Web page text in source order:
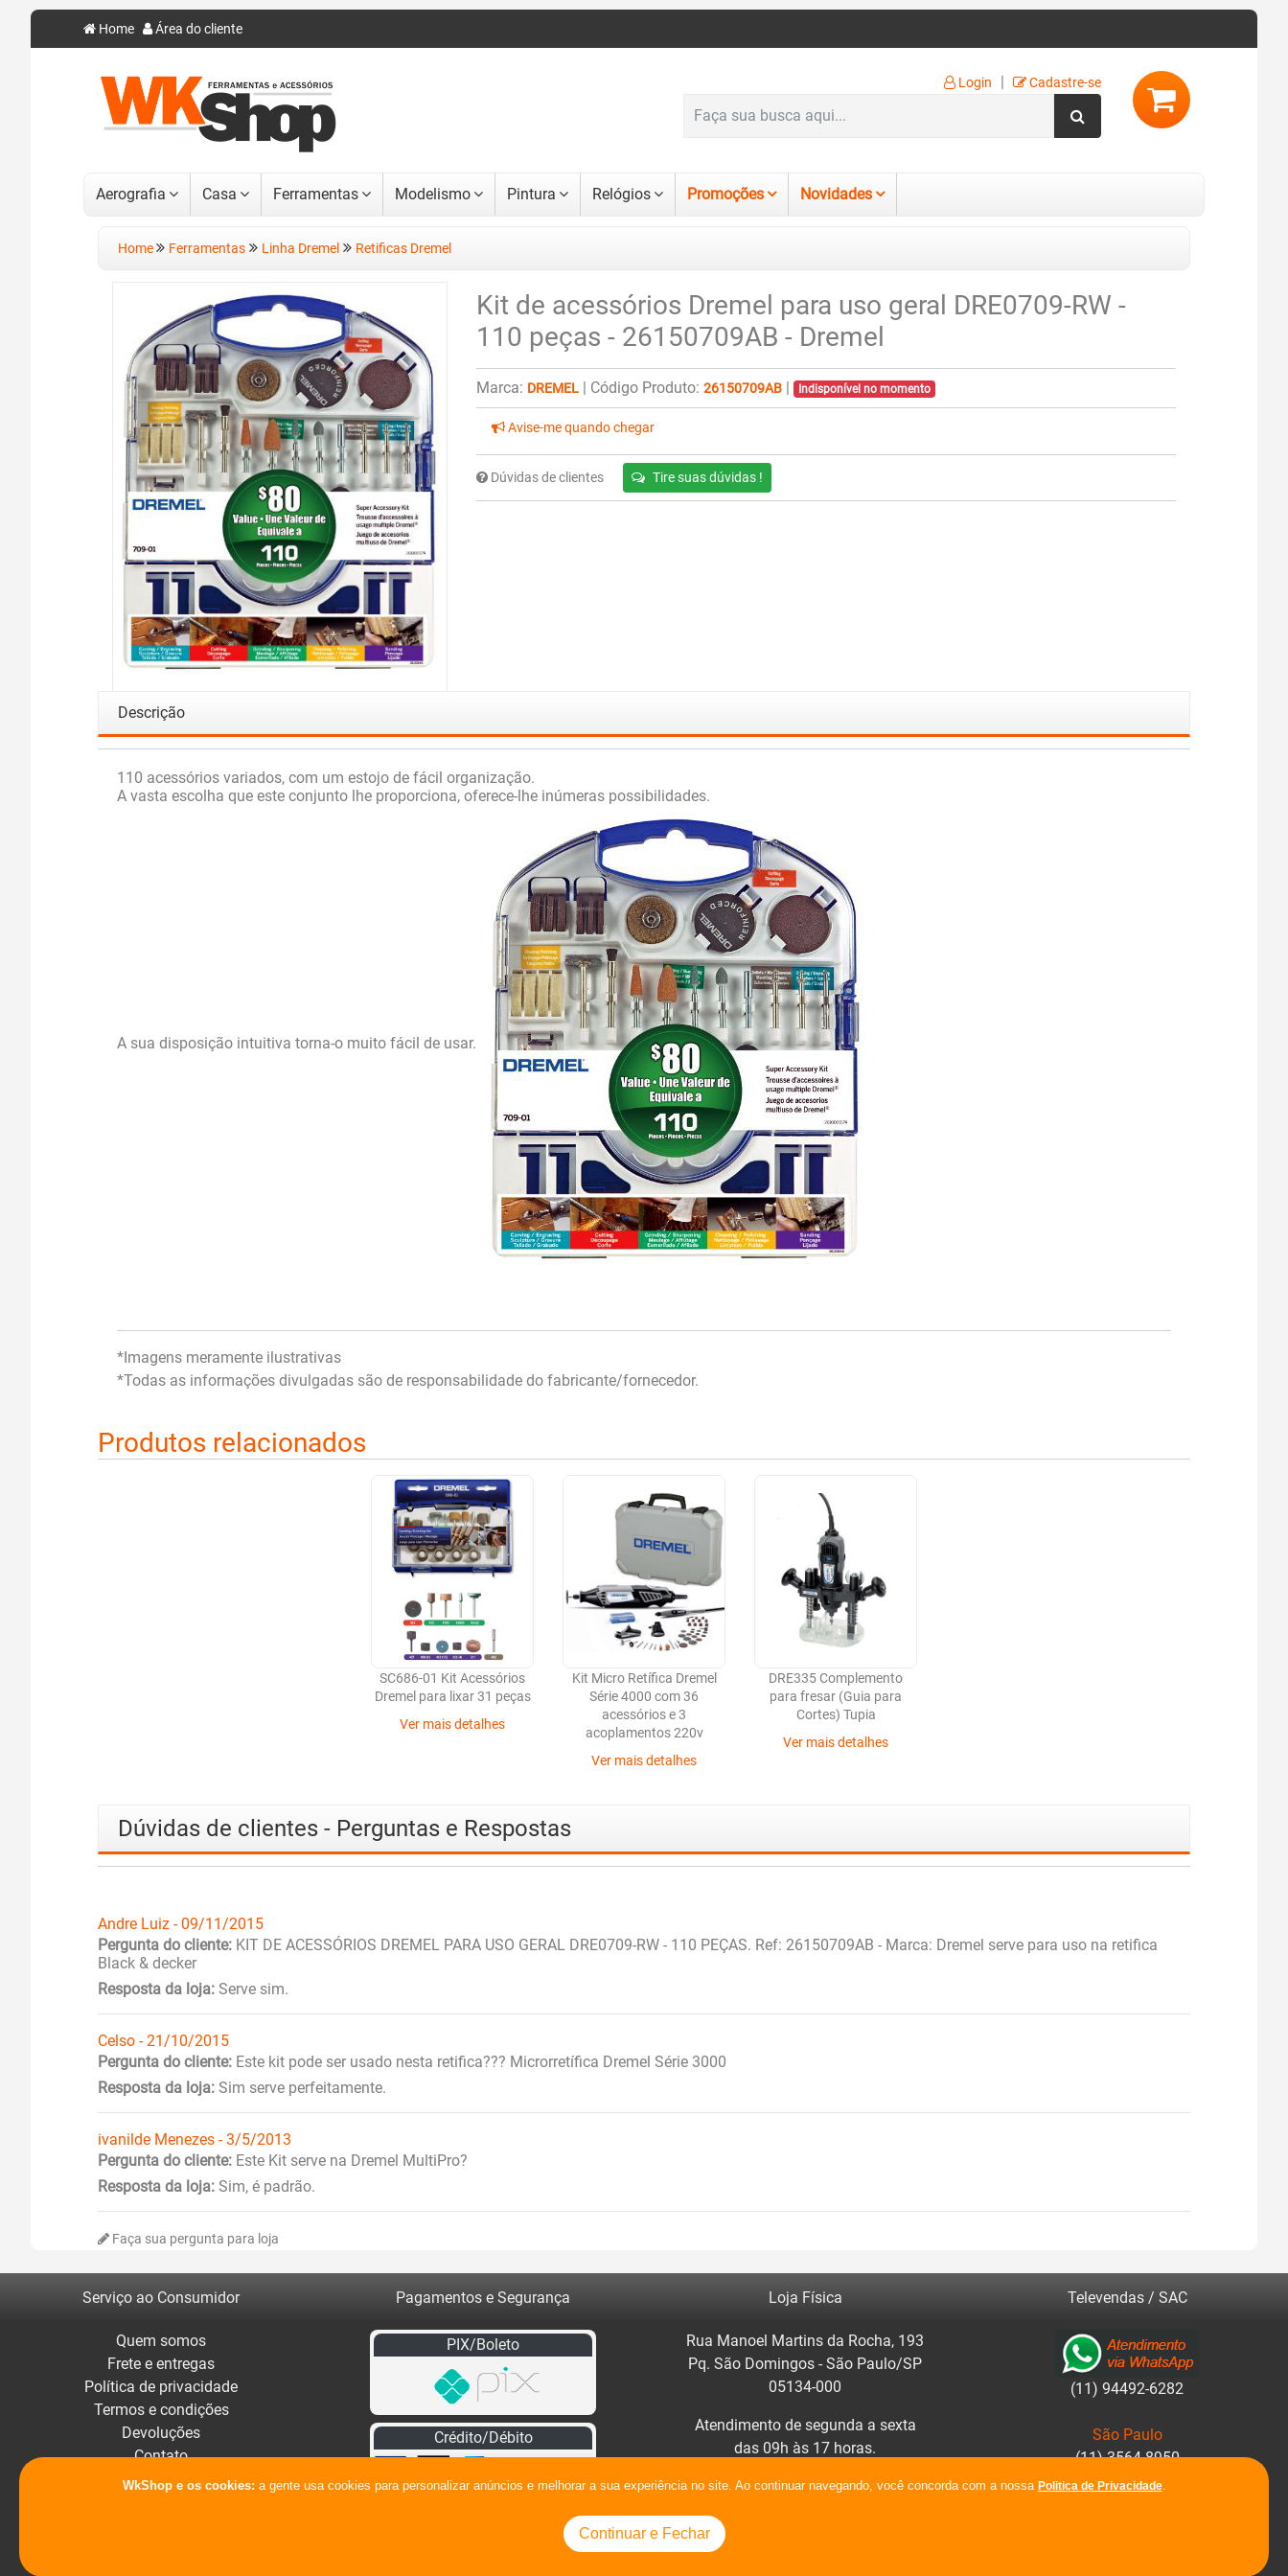
Home Área do cliente
Login | Cadastre-se
Aerografia Casa Ferramentas Modelismo Pintura Relógios Promoções Novidades
Home Ferramentas Linha Dremel Retificas Dremel
Kit de acessórios Dremel para uso geral DRE0709-RW -
110 peças - 26150709AB - Dremel
Marca: DREMEL Código Produto: 26150709AB Indisponível no momento
Avise-me quando chegar
Dúvidas de clientes Tire suas dúvidas !
Descrição
110 acessórios variados, com um estojo de fácil organização.
A vasta escolha que este conjunto lhe proporciona, oferece-lhe inúmeras possibilidades.
A sua disposição intuitiva torna-o muito fácil de usar.
*Imagens meramente ilustrativas
*Todas as informações divulgadas são de responsabilidade do fabricante/fornecedor.
Produtos relacionados
SC686-01 Kit Acessórios
Dremel para lixar 31 peças
Ver mais detalhes
Kit Micro Retífica Dremel
Série 4000 com 36
acessórios e 3
acoplamentos 220v
Ver mais detalhes
DRE335 Complemento
para fresar (Guia para
Cortes) Tupia
Ver mais detalhes
Dúvidas de clientes - Perguntas e Respostas
Andre Luiz - 09/11/2015
Pergunta do cliente: KIT DE ACESSÓRIOS DREMEL PARA USO GERAL DRE0709-RW - 110 PEÇAS. Ref: 26150709AB - Marca: Dremel serve para uso na retifica
Black & decker
Resposta da loja: Serve sim.
Celso - 21/10/2015
Pergunta do cliente: Este kit pode ser usado nesta retifica??? Microrretífica Dremel Série 3000
Resposta da loja: Sim serve perfeitamente.
ivanilde Menezes - 3/5/2013
Pergunta do cliente: Este Kit serve na Dremel MultiPro?
Resposta da loja: Sim, é padrão.
Faça sua pergunta para loja
WkShop e os cookies: a gente usa cookies para personalizar anúncios e melhorar a sua experiência no site. Ao continuar navegando, você concorda com a nossa Politica de Privacidade.
Continuar e Fechar
Serviço ao Consumidor
Quem somos
Frete e entregas
Política de privacidade
Termos e condições
Devoluções
Contato
Pagamentos e Segurança
PIX/Boleto
Crédito/Débito
Loja Física
Rua Manoel Martins da Rocha, 193
Pq. São Domingos - São Paulo/SP
05134-000
Atendimento de segunda a sexta
das 09h às 17 horas.
Clique no mapa para traçar rotas.
Televendas / SAC
(11) 94492-6282
São Paulo
(11) 3564-8950